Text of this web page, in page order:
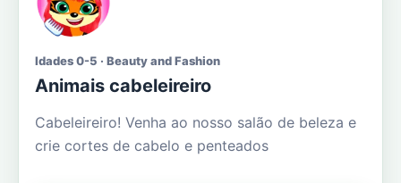
Idades 0-5 · Beauty and Fashion
Animais cabeleireiro
Cabeleireiro! Venha ao nosso salão de beleza e
crie cortes de cabelo e penteados